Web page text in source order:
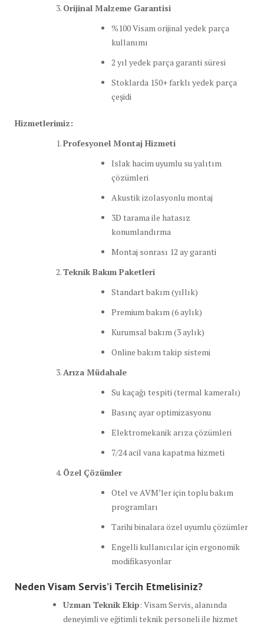
Orijinal Malzeme Garantisi
%100 Visam orijinal yedek parça
kullanımı
2 yıl yedek parça garanti süresi
Stoklarda 150+ farklı yedek parça
çeşidi
Hizmetlerimiz:
Profesyonel Montaj Hizmeti
Islak hacim uyumlu su yalıtım
çözümleri
Akustik izolasyonlu montaj
3D tarama ile hatasız
konumlandırma
Montaj sonrası 12 ay garanti
Teknik Bakım Paketleri
Standart bakım (yıllık)
Premium bakım (6 aylık)
Kurumsal bakım (3 aylık)
Online bakım takip sistemi
Arıza Müdahale
Su kaçağı tespiti (termal kameralı)
Basınç ayar optimizasyonu
Elektromekanik arıza çözümleri
7/24 acil vana kapatma hizmeti
Özel Çözümler
Otel ve AVM’ler için toplu bakım
programları
Tarihi binalara özel uyumlu çözümler
Engelli kullanıcılar için ergonomik
modifikasyonlar
Neden Visam Servis’i Tercih Etmelisiniz?
Uzman Teknik Ekip: Visam Servis, alanında
deneyimli ve eğitimli teknik personeli ile hizmet